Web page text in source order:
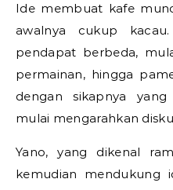
Ide membuat kafe
awalnya cukup
pendapat berbeda,
permainan, hingga
dengan sikapnya
mulai mengarahkan
Yano, yang dikenal
kemudian mendukung